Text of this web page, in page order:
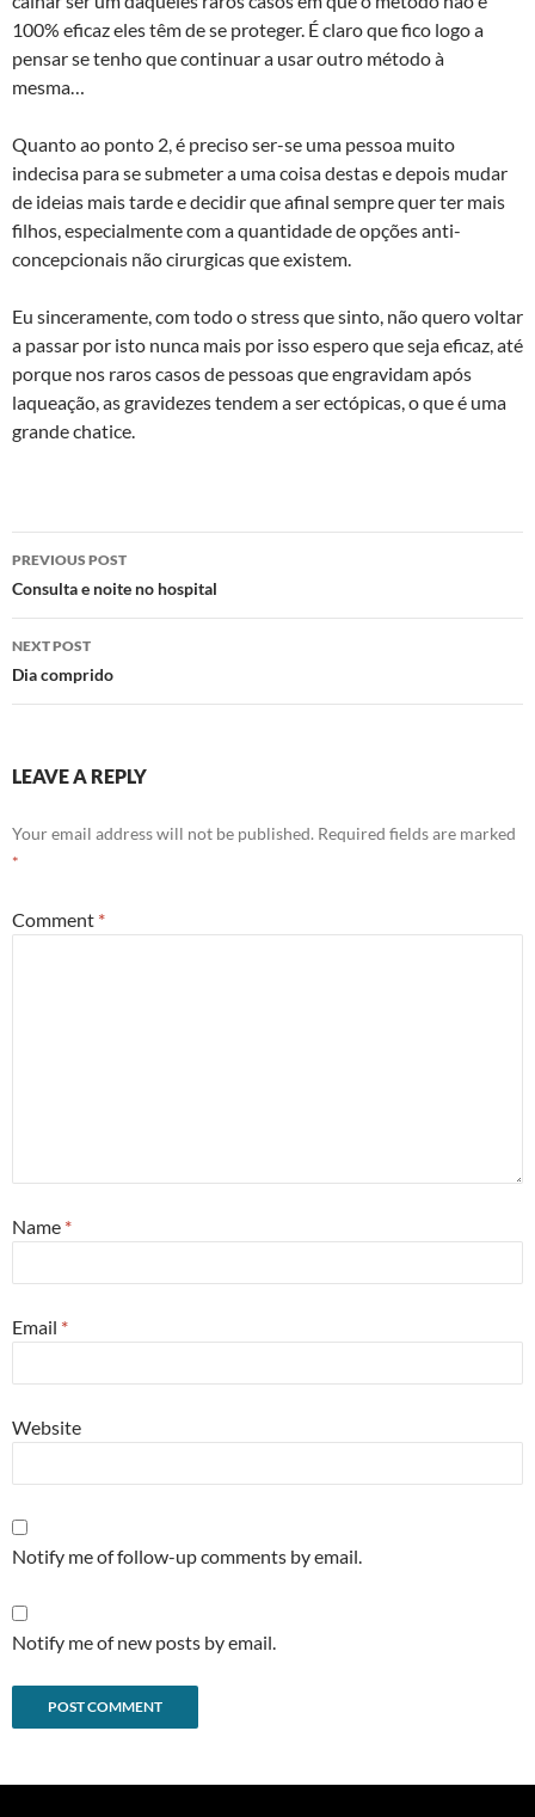
100% eficaz eles têm de se proteger. É claro que fico logo a
pensar se tenho que continuar a usar outro método à
mesma…
Quanto ao ponto 2, é preciso ser-se uma pessoa muito
indecisa para se submeter a uma coisa destas e depois mudar
de ideias mais tarde e decidir que afinal sempre quer ter mais
filhos, especialmente com a quantidade de opções anti-
concepcionais não cirurgicas que existem.
Eu sinceramente, com todo o stress que sinto, não quero voltar
a passar por isto nunca mais por isso espero que seja eficaz, até
porque nos raros casos de pessoas que engravidam após
laqueação, as gravidezes tendem a ser ectópicas, o que é uma
grande chatice.
Post
navigation
PREVIOUS POST
Consulta e noite no hospital
NEXT POST
Dia comprido
LEAVE A REPLY
Your email address will not be published. Required fields are marked
*
Comment *
Name *
Email *
Website
Notify me of follow-up comments by email.
Notify me of new posts by email.